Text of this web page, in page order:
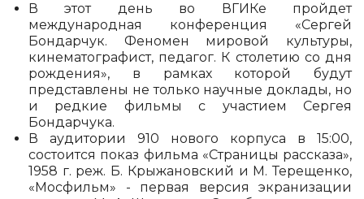
В этот день во ВГИКе пройдет
международная конференция «Сергей
Бондарчук. Феномен мировой культуры,
кинематографист, педагог. К столетию со дня
рождения», в рамках которой будут
представлены не только научные доклады, но
и редкие фильмы с участием Сергея
Бондарчука.
В аудитории 910 нового корпуса в 15:00,
состоится показ фильма «Страницы рассказа»,
1958 г. реж. Б. Крыжановский и М. Терещенко,
«Мосфильм» - первая версия экранизации